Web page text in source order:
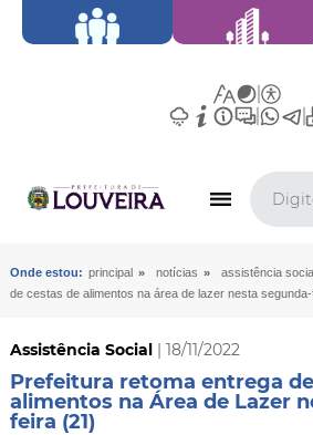
Onde estou: principal » notícias » assistência
de cestas de alimentos na área de lazer nesta
Assistência Social| 18/11/2022
Prefeitura retoma entrega
alimentos na Área de Lazer
feira (21)